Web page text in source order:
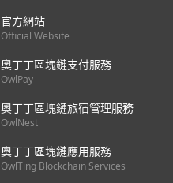
官方網站
Official Website
奧丁丁區塊鏈支付服務
OwlPay
奧丁丁區塊鏈旅宿管理服務
OwlNest
奧丁丁區塊鏈應用服務
OwlTing Blockchain Services